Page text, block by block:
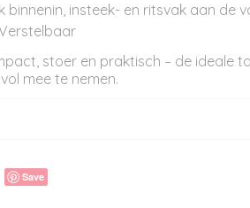
binnenin, insteek- en ritsvak aan de
stoer en praktisch – de ideale
mee te nemen.
Save